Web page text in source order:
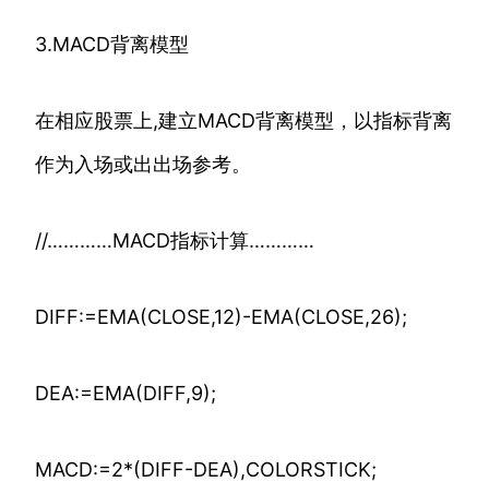
3.MACD背离模型
在相应股票上,建立MACD背离模型，以指标背离
作为入场或出出场参考。
//…………MACD指标计算…………
DIFF:=EMA(CLOSE,12)-EMA(CLOSE,26);
DEA:=EMA(DIFF,9);
MACD:=2*(DIFF-DEA),COLORSTICK;